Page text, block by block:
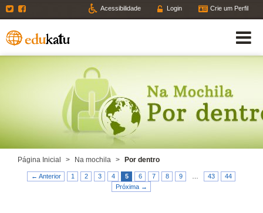
Twitter Acessibilidade Login Crie um Perfil
Página Inicial > Na mochila > Por dentro
← Anterior 1 2 3 4 5 6 7 8 9 43
44
Próxima →